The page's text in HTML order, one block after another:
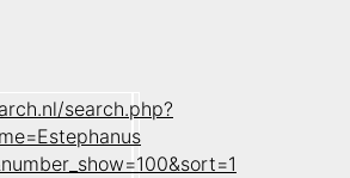
search.php?